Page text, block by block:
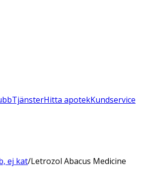
TjänsterHitta apotekKundservice
ej kat/Letrozol Abacus Medicine